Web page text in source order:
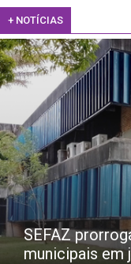
+ NOTÍCIAS
SEFAZ
municipais em